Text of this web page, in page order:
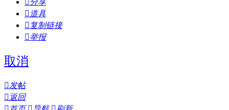
 道具
 复制链接
举报
取消
发帖
 返回